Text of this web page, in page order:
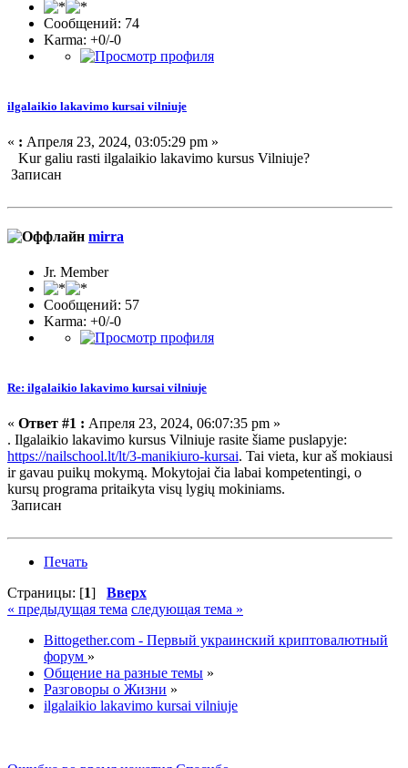
Сообщений: 74
Karma: +0/-0
ilgalaikio lakavimo kursai vilniuje
« : Апреля 23, 2024, 03:05:29 pm »
Kur galiu rasti ilgalaikio lakavimo kursus Vilniuje?
Записан
mirra
Jr. Member
Сообщений: 57
Karma: +0/-0
Re: ilgalaikio lakavimo kursai vilniuje
« Ответ #1 : Апреля 23, 2024, 06:07:35 pm »
. Ilgalaikio lakavimo kursus Vilniuje rasite šiame puslapyje:
https://nailschool.lt/lt/3-manikiuro-kursai. Tai vieta, kur aš mokiausi
ir gavau puikų mokymą. Mokytojai čia labai kompetentingi, o
kursų programa pritaikyta visų lygių mokiniams.
Записан
Печать
Страницы: [1] Вверх
« предыдущая тема следующая тема »
Bittogether.com - Первый украинский криптовалютный
форум »
Общение на разные темы »
Разговоры о Жизни »
ilgalaikio lakavimo kursai vilniuje